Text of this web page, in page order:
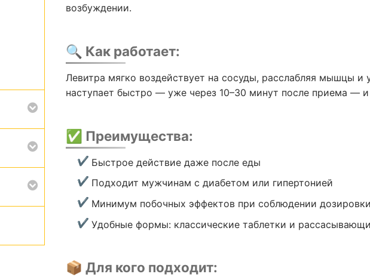
возбуждении.
🔍 Как работает:
Левитра мягко воздействует на сосуды, расслабляя мышцы и
наступает быстро — уже через 10–30 минут после приема — и
✅ Преимущества:
Быстрое действие даже после еды
Подходит мужчинам с диабетом или гипертонией
Минимум побочных эффектов при соблюдении дозировки
Удобные формы: классические таблетки и
📦 Для кого подходит: